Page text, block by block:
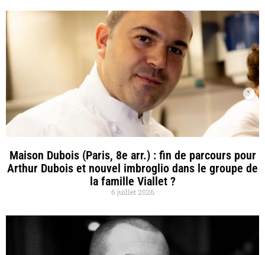
Maison Dubois (Paris, 8e arr.) : fin de parcours pour
Arthur Dubois et nouvel imbroglio dans le groupe de
la famille Viallet ?
6 juillet 2026